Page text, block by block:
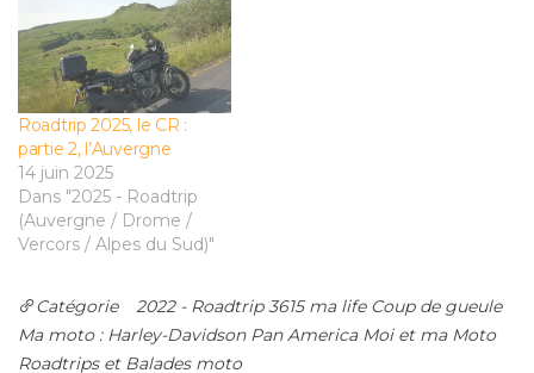
Roadtrip 2025, le CR :
partie 2, l’Auvergne
14 juin 2025
Dans "2025 - Roadtrip
(Auvergne / Drome /
Vercors / Alpes du Sud)"
Catégorie 2022 - Roadtrip 3615 ma life Coup de gueule
Ma moto : Harley-Davidson Pan America Moi et ma Moto
Roadtrips et Balades moto